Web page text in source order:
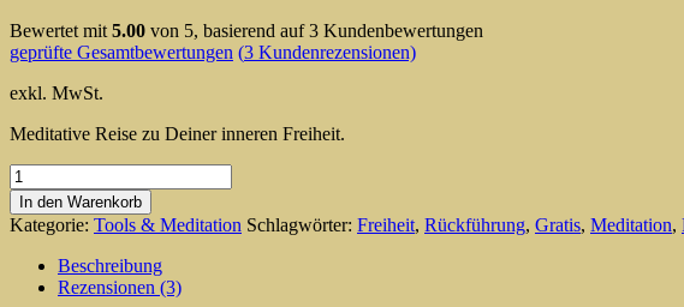
Bewertet mit 5.00 von 5, basierend auf3 Kundenbewertungen
geprüfte Gesamtbewertungen (3 Kundenrezensionen)
exkl. MwSt.
Meditative Reise zu Deiner inneren Freiheit.
Reise
zu
Deiner
inneren
Freiheit
Menge
In den Warenkorb
Kategorie: Tools & Meditation Schlagwörter: Freiheit, Rückführung, Gratis, Meditation,
Beschreibung
Rezensionen (3)